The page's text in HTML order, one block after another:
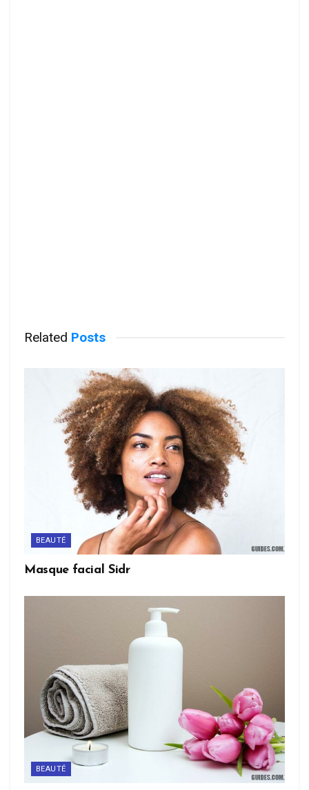
Related Posts
BEAUTÉ
Masque facial Sidr
BEAUTÉ